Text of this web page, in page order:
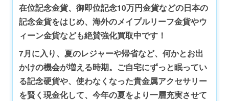
在位記念金貨、御即位記念10万円金貨などの日本の
記念金貨をはじめ、海外のメイプルリーフ金貨やウ
ィーン金貨なども絶賛強化買取中です！
7月に入り、夏のレジャーや帰省など、何かとお出
かけの機会が増える時期。ご自宅にずっと眠ってい
る記念硬貨や、使わなくなった貴金属アクセサリー
を賢く現金化して、今年の夏をより一層充実させて